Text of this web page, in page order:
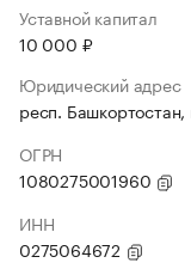
Уставной капитал
10 000 ₽
Юридический адрес
респ. Башкортостан,
ОГРН
1080275001960
ИНН
0275064672